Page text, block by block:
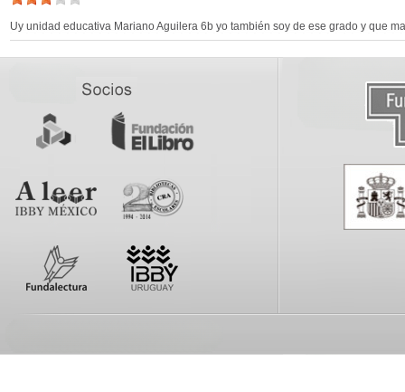
Uy unidad educativa Mariano Aguilera 6b yo también soy de ese grado y que